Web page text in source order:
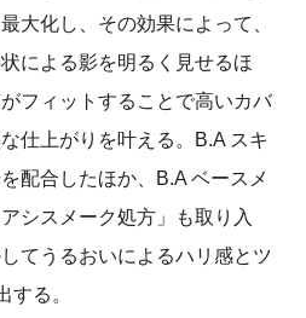
大化し、その効果によって、
による影を明るく見せるほ
フィットすることで高いカバ
仕上がりを叶える。B.A スキ
配合したほか、B.A ベースメ
シスメーク処方」も取り入
てうるおいによるハリ感とツ
する。